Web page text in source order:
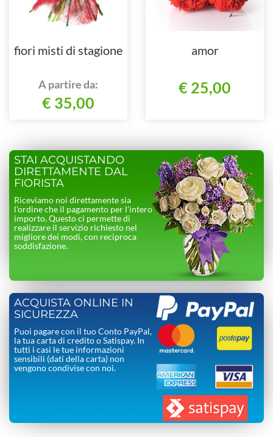
fiori misti di stagione
A partire da:
€ 35,00
amor
€ 25,00
STAI ACQUISTANDO
DIRETTAMENTE DAL
FIORISTA
Riceviamo noi direttamente sia
l’ordine che il pagamento per l’intero
importo. Questo ci permette di
realizzare il servizio richiesto nel
migliore dei modi, con reciproca
soddisfazione.
ACQUISTA ONLINE IN
SICUREZZA
Puoi pagare con il tuo Conto PayPal,
la tua carta di credito o Satispay. In
tutti i casi le tue informazioni
sensibili (dati della carta) non
vengono condivise con noi.